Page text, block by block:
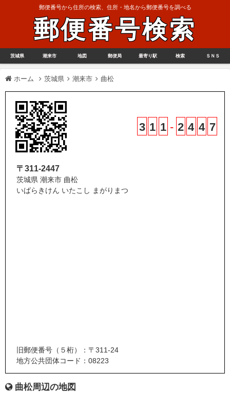
郵便番号から住所の検索、住所・地名から郵便番号を調べる
郵便番号検索
茨城県 潮来市 地図 郵便局 最寄り駅 検索 ＳＮＳ
ホーム 茨城県 潮来市 曲松
3 1 1 - 2 4 4 7
〒311-2447
茨城県 潮来市 曲松
いばらきけん いたこし まがりまつ
旧郵便番号（５桁）：〒311-24
地方公共団体コード：08223
曲松周辺の地図